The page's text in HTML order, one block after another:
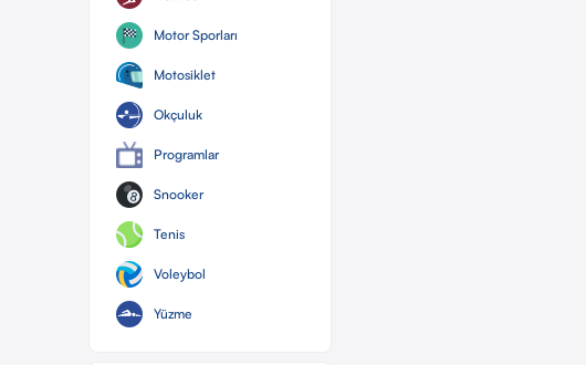
Motor Sporları
Motosiklet
Okçuluk
Programlar
Snooker
Tenis
Voleybol
Yüzme